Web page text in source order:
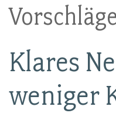
Klares
weniger